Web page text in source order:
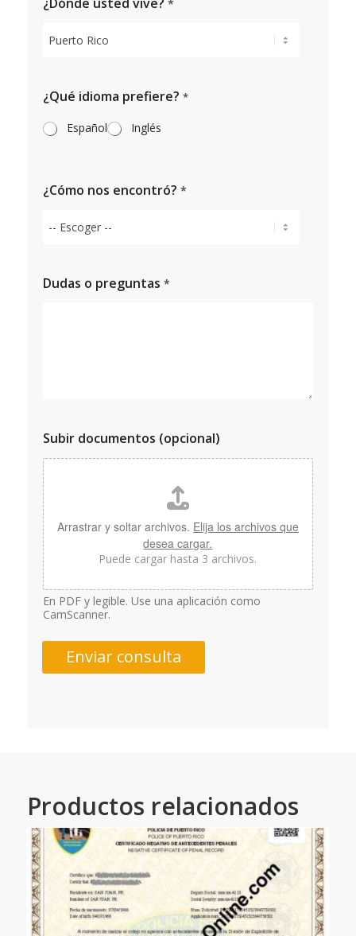
*
¿Qué idioma prefiere? *
Español Inglés
¿Cómo nos encontró? *
Dudas o preguntas *
Subir documentos (opcional)
Arrastrar y soltar archivos. Elija los archivos que
desea cargar.
Puede cargar hasta 3 archivos.
En PDF y legible. Use una aplicación como
CamScanner.
Enviar consulta
Productos relacionados